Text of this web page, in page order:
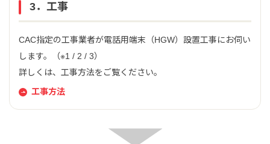
3．工事
CAC指定の工事業者が電話用端末（HGW）設置工事にお伺い
します。（※1 / 2 / 3）
詳しくは、工事方法をご覧ください。
工事方法